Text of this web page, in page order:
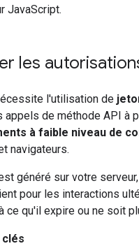
JavaScript.
les
l'utilisation de
appels de méthode API à
à faible niveau de
navigateurs.
généré sur votre
pour les interactions
ce qu'il expire ou ne soit